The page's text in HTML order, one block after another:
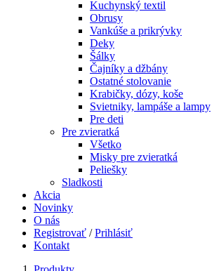
Kuchynský textil
Obrusy
Vankúše a prikrývky
Deky
Šálky
Čajníky a džbány
Ostatné stolovanie
Krabičky, dózy, koše
Svietniky, lampáše a lampy
Pre deti
Pre zvieratká
Všetko
Misky pre zvieratká
Peliešky
Sladkosti
Akcia
Novinky
O nás
Registrovať / Prihlásiť
Kontakt